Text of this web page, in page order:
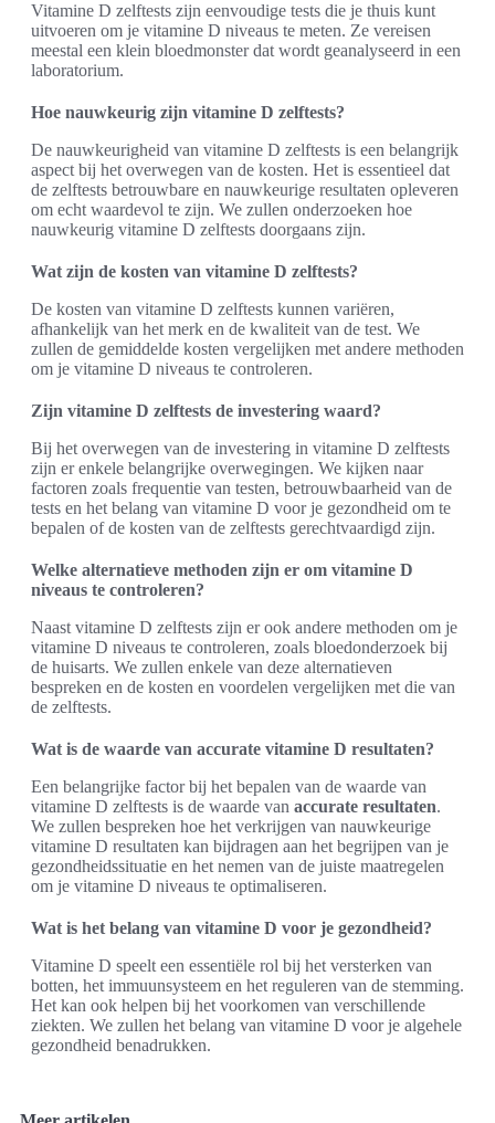
Vitamine D zelftests zijn eenvoudige tests die je thuis kunt
uitvoeren om je vitamine D niveaus te meten. Ze vereisen
meestal een klein bloedmonster dat wordt geanalyseerd in een
laboratorium.
Hoe nauwkeurig zijn vitamine D zelftests?
De nauwkeurigheid van vitamine D zelftests is een belangrijk
aspect bij het overwegen van de kosten. Het is essentieel dat
de zelftests betrouwbare en nauwkeurige resultaten opleveren
om echt waardevol te zijn. We zullen onderzoeken hoe
nauwkeurig vitamine D zelftests doorgaans zijn.
Wat zijn de kosten van vitamine D zelftests?
De kosten van vitamine D zelftests kunnen variëren,
afhankelijk van het merk en de kwaliteit van de test. We
zullen de gemiddelde kosten vergelijken met andere methoden
om je vitamine D niveaus te controleren.
Zijn vitamine D zelftests de investering waard?
Bij het overwegen van de investering in vitamine D zelftests
zijn er enkele belangrijke overwegingen. We kijken naar
factoren zoals frequentie van testen, betrouwbaarheid van de
tests en het belang van vitamine D voor je gezondheid om te
bepalen of de kosten van de zelftests gerechtvaardigd zijn.
Welke alternatieve methoden zijn er om vitamine D
niveaus te controleren?
Naast vitamine D zelftests zijn er ook andere methoden om je
vitamine D niveaus te controleren, zoals bloedonderzoek bij
de huisarts. We zullen enkele van deze alternatieven
bespreken en de kosten en voordelen vergelijken met die van
de zelftests.
Wat is de waarde van accurate vitamine D resultaten?
Een belangrijke factor bij het bepalen van de waarde van
vitamine D zelftests is de waarde van accurate resultaten.
We zullen bespreken hoe het verkrijgen van nauwkeurige
vitamine D resultaten kan bijdragen aan het begrijpen van je
gezondheidssituatie en het nemen van de juiste maatregelen
om je vitamine D niveaus te optimaliseren.
Wat is het belang van vitamine D voor je gezondheid?
Vitamine D speelt een essentiële rol bij het versterken van
botten, het immuunsysteem en het reguleren van de stemming.
Het kan ook helpen bij het voorkomen van verschillende
ziekten. We zullen het belang van vitamine D voor je algehele
gezondheid benadrukken.